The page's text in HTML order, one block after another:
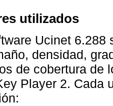
utilizados
Ucinet
densidad,
de cobertura de
Player 2. Cada